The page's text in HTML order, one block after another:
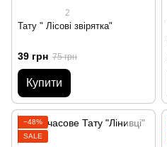
2
Тату " Лісові звірятка"
39 грн 75 грн
Купити
−48%
SALE